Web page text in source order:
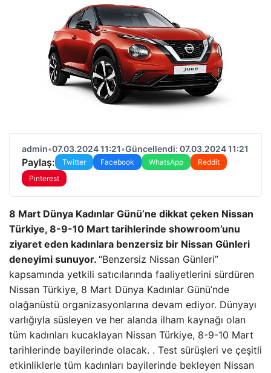
admin•07.03.2024 11:21•Güncellendi: 07.03.2024 11:21
Paylaş: Twitter Facebook WhatsApp
Reddit
Pinterest
8 Mart Dünya Kadınlar Günü’ne dikkat çeken Nissan
Türkiye, 8-9-10 Mart tarihlerinde showroom’unu
ziyaret eden kadınlara benzersiz bir Nissan Günleri
deneyimi sunuyor. “Benzersiz Nissan Günleri”
kapsamında yetkili satıcılarında faaliyetlerini sürdüren
Nissan Türkiye, 8 Mart Dünya Kadınlar Günü’nde
olağanüstü organizasyonlarına devam ediyor. Dünyayı
varlığıyla süsleyen ve her alanda ilham kaynağı olan
tüm kadınları kucaklayan Nissan Türkiye, 8-9-10 Mart
tarihlerinde bayilerinde olacak. . Test sürüşleri ve çeşitli
etkinliklerle tüm kadınları bayilerinde bekleyen Nissan